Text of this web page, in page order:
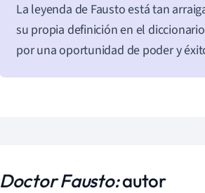
La leyenda de Fausto está tan
su propia definición en el
por una oportunidad de poder y
Doctor Fausto:autor